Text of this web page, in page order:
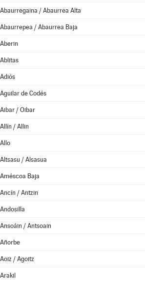
Abaurregaina / Abaurrea Alta
Abaurrepea / Abaurrea Baja
Aberin
Ablitas
Adiós
Aguilar de Codés
Aibar / Oibar
Allín / Allin
Allo
Altsasu / Alsasua
Améscoa Baja
Ancín / Antzin
Andosilla
Ansoáin / Antsoain
Añorbe
Aoiz / Agoitz
Arakil